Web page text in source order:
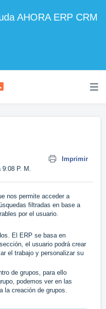
AHORA ERP CRM
Imprimir
9:08 P. M.
nos permite acceder a
filtradas en base a
por el usuario.
El ERP se basa en
el usuario podrá crear
el trabajo y personalizar su
de grupos, para ello
podemos ver en las
la creación de grupos.